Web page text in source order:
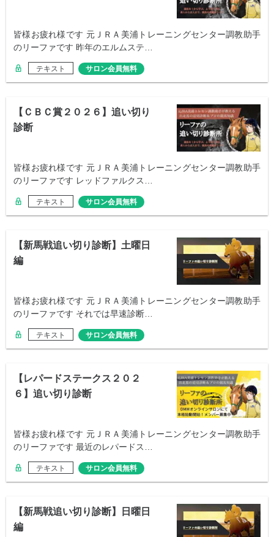
皆様お疲れ様です 元ＪＲＡ美浦トレーニングセンター調教助手
のリーファです 昨年のエルムステ…
テキスト サロン会員無料
【ＣＢＣ賞２０２６】追い切り
診断
皆様お疲れ様です 元ＪＲＡ美浦トレーニングセンター調教助手
のリーファです レッドファルクス…
テキスト サロン会員無料
【新馬戦追い切り診断】土曜日
編
皆様お疲れ様です 元ＪＲＡ美浦トレーニングセンター調教助手
のリーファです それでは早速診断…
テキスト サロン会員無料
【レパードステークス２０２
６】追い切り診断
皆様お疲れ様です 元ＪＲＡ美浦トレーニングセンター調教助手
のリーファです 最近のレパードス…
テキスト サロン会員無料
【新馬戦追い切り診断】日曜日
編